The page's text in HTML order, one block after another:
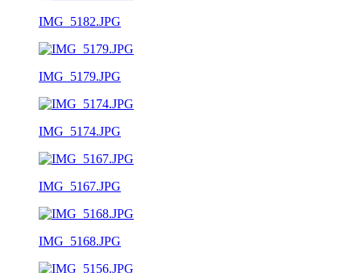
IMG_5182.JPG
IMG_5179.JPG
IMG_5174.JPG
IMG_5167.JPG
IMG_5168.JPG